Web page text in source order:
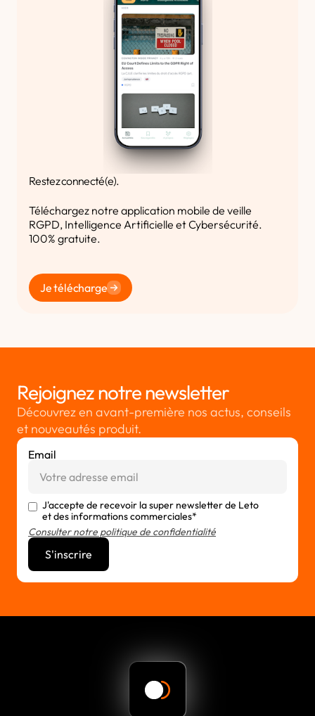
Restez connecté(e).
Téléchargez notre application mobile de veille
RGPD, Intelligence Artificielle et Cybersécurité.
100% gratuite.
Je télécharge
Rejoignez notre newsletter
Découvrez en avant-première nos actus, conseils
et nouveautés produit.
Email
J'accepte de recevoir la super newsletter de Leto
et des informations commerciales*
Consulter notre politique de confidentialité